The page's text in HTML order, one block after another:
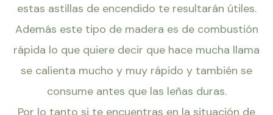
estas astillas de encendido te resultarán útiles.
Además este tipo de madera es de combustión
rápida lo que quiere decir que hace mucha llama
se calienta mucho y muy rápido y también se
consume antes que las leñas duras.
Por lo tanto si te encuentras en la situación de